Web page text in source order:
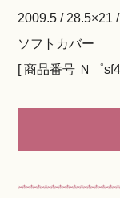
2009.5 / 28.5×21
ソフトカバー
[ 商品番号 Ｎ゜